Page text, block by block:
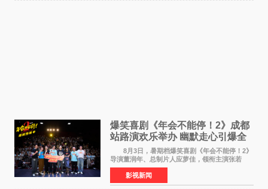
爆笑喜剧《年会不能停！2》成都
站路演欢乐举办 幽默走心引爆全
场共鸣
8月3日，暑期档爆笑喜剧《年会不能停！2》
导演董润年、总制片人应萝佳，领衔主演张若
昀、白客，惊喜出演庄达菲，特别主演孙艺洲，
特别出演田雨，友情出演欧阳奋强出席成都路
演，与观众近距离互
影视新闻